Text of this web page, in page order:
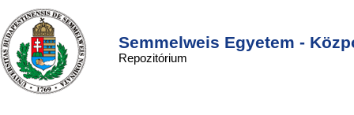
Semmelweis Egyetem -
Repozitórium
Vascular extracellular vesicles in
comorbidities of heart failure with
preserved ejection fraction in men and
women: The hidden players. A mini
DSpace/Manakin Repository